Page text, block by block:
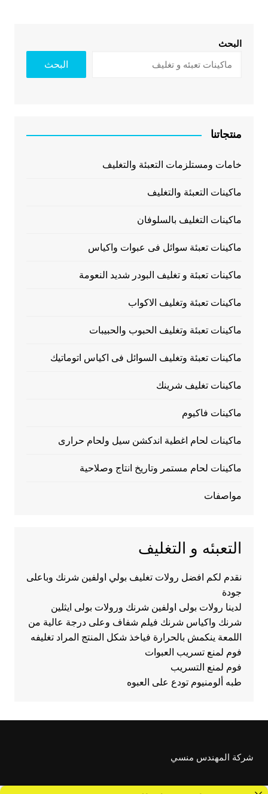
البحث
البحث
منتجاتنا
خامات ومستلزمات التعبئة والتغليف
ماكينات التعبئة والتغليف
ماكينات التغليف بالسلوفان
ماكينات تعبئة سوائل فى عبوات واكياس
ماكينات تعبئة و تغليف البودر شديد النعومة
ماكينات تعبئة وتغليف الاكواب
ماكينات تعبئة وتغليف الحبوب والحبيبات
ماكينات تعبئة وتغليف السوائل فى اكياس اتوماتيك
ماكينات تغليف شرينك
ماكينات فاكيوم
ماكينات لحام اغطية اندكشن سيل ولحام حرارى
ماكينات لحام مستمر وتاريخ انتاج وصلاحية
مواصفات
التعبئه و التغليف
نقدم لكم افضل رولات تغليف بولي اولفين شرنك وباعلى
جودة
لدينا رولات بولى اولفين شرنك ورولات بولى ايثلين
شرنك واكياس شرنك فيلم شفاف وعلى درجة عالية من
اللمعة ينكمش بالحرارة فياخذ شكل المنتج المراد تغليفه
فوم لمنع تسريب العبوات
فوم لمنع التسريب
طبه ألومنيوم تودع على العبوه
شركة المهندس منسي